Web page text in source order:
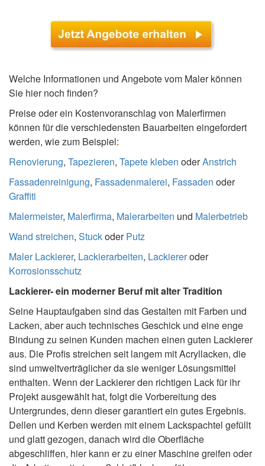
Welche Informationen und Angebote vom Maler können
Sie hier noch finden?
Preise oder ein Kostenvoranschlag von Malerfirmen
können für die verschiedensten Bauarbeiten eingefordert
werden, wie zum Beispiel:
Renovierung, Tapezieren, Tapete kleben oderAnstrich
Fassadenreinigung, Fassadenmalerei, Fassaden oder
Graffiti
Malermeister, Malerfirma, Malerarbeiten und Malerbetrieb
Wand streichen, StuckoderPutz
Maler Lackierer, Lackierarbeiten, Lackiereroder
Korrosionsschutz
Lackierer- ein moderner Beruf mit alter Tradition
Seine Hauptaufgaben sind das Gestalten mit Farben und
Lacken, aber auch technisches Geschick und eine enge
Bindung zu seinen Kunden machen einen guten Lackierer
aus. Die Profis streichen seit langem mit Acryllacken, die
sind umweltverträglicher da sie weniger Lösungsmittel
enthalten. Wenn der Lackierer den richtigen Lack für ihr
Projekt ausgewählt hat, folgt die Vorbereitung des
Untergrundes, denn dieser garantiert ein gutes Ergebnis.
Dellen und Kerben werden mit einem Lackspachtel gefüllt
und glatt gezogen, danach wird die Oberfläche
abgeschliffen, hier kann er zu einer Maschine greifen oder